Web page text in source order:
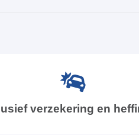
verzekering en